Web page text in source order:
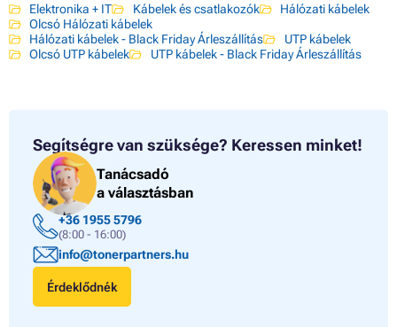
Elektronika + IT Kábelek és csatlakozók
Hálózati kábelek
Olcsó Hálózati kábelek
Hálózati kábelek - Black Friday Árleszállítás
UTP kábelek
Olcsó UTP kábelek
UTP kábelek - Black Friday Árleszállítás
Segítségre van szüksége? Keressen minket!
Tanácsadó
a választásban
+36 1955 5796
(8:00 - 16:00)
info@tonerpartners.hu
Érdeklődnék